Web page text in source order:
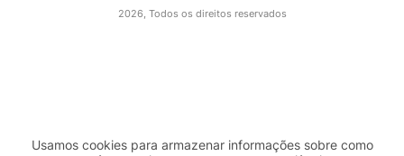
2026, Todos os direitos reservados
Usamos cookies para armazenar informações sobre como